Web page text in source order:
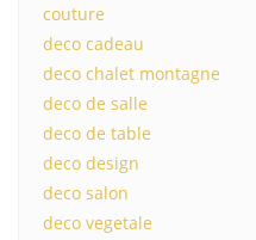
couture
deco cadeau
deco chalet montagne
deco de salle
deco de table
deco design
deco salon
deco vegetale